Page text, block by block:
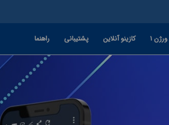
۱ کازینو آنلاین پشتیبانی راهنما